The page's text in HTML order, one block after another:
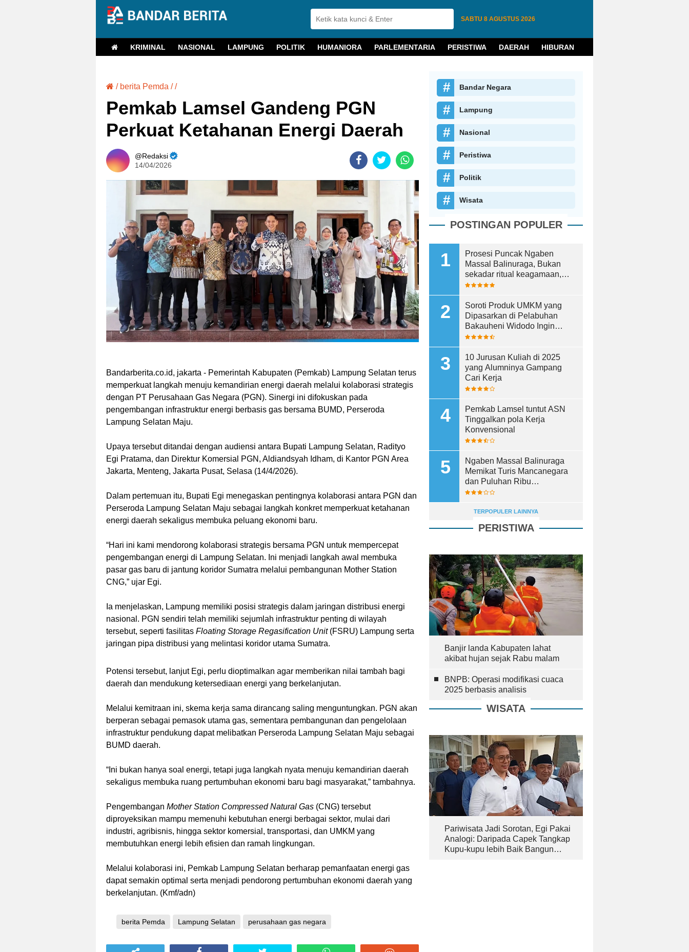
SABTU 8 AGUSTUS 2026
KRIMINAL NASIONAL LAMPUNG POLITIK HUMANIORA PARLEMENTARIA PERISTIWA DAERAH HIBURAN
/ berita Pemda //
Pemkab Lamsel Gandeng PGN
Perkuat Ketahanan Energi Daerah
Redaksi
14/04/2026
Bandarberita.co.id, jakarta - Pemerintah Kabupaten (Pemkab) Lampung Selatan terus
memperkuat langkah menuju kemandirian energi daerah melalui kolaborasi strategis
dengan PT Perusahaan Gas Negara (PGN). Sinergi ini difokuskan pada
pengembangan infrastruktur energi berbasis gas bersama BUMD, Perseroda
Lampung Selatan Maju.
Upaya tersebut ditandai dengan audiensi antara Bupati Lampung Selatan, Radityo
Egi Pratama, dan Direktur Komersial PGN, Aldiandsyah Idham, di Kantor PGN Area
Jakarta, Menteng, Jakarta Pusat, Selasa (14/4/2026).
Dalam pertemuan itu, Bupati Egi menegaskan pentingnya kolaborasi antara PGN dan
Perseroda Lampung Selatan Maju sebagai langkah konkret memperkuat ketahanan
energi daerah sekaligus membuka peluang ekonomi baru.
“Hari ini kami mendorong kolaborasi strategis bersama PGN untuk mempercepat
pengembangan energi di Lampung Selatan. Ini menjadi langkah awal membuka
pasar gas baru di jantung koridor Sumatra melalui pembangunan Mother Station
CNG,” ujar Egi.
Ia menjelaskan, Lampung memiliki posisi strategis dalam jaringan distribusi energi
nasional. PGN sendiri telah memiliki sejumlah infrastruktur penting di wilayah
tersebut, seperti fasilitas Floating Storage Regasification Unit(FSRU) Lampung serta
jaringan pipa distribusi yang melintasi koridor utama Sumatra.
Potensi tersebut, lanjut Egi, perlu dioptimalkan agar memberikan nilai tambah bagi
daerah dan mendukung ketersediaan energi yang berkelanjutan.
Melalui kemitraan ini, skema kerja sama dirancang saling menguntungkan. PGN akan
berperan sebagai pemasok utama gas, sementara pembangunan dan pengelolaan
infrastruktur pendukung dapat melibatkan Perseroda Lampung Selatan Maju sebagai
BUMD daerah.
“Ini bukan hanya soal energi, tetapi juga langkah nyata menuju kemandirian daerah
sekaligus membuka ruang pertumbuhan ekonomi baru bagi masyarakat,” tambahnya.
Pengembangan Mother Station Compressed Natural Gas (CNG) tersebut
diproyeksikan mampu memenuhi kebutuhan energi berbagai sektor, mulai dari
industri, agribisnis, hingga sektor komersial, transportasi, dan UMKM yang
membutuhkan energi lebih efisien dan ramah lingkungan.
Melalui kolaborasi ini, Pemkab Lampung Selatan berharap pemanfaatan energi gas
dapat semakin optimal serta menjadi pendorong pertumbuhan ekonomi daerah yang
berkelanjutan. (Kmf/adn)
berita Pemda Lampung Selatan perusahaan gas negara
Bandar Negara
Lampung
Nasional
Peristiwa
Politik
Wisata
POSTINGAN POPULER
Prosesi Puncak Ngaben
Massal Balinuraga, Bukan
sekadar ritual keagamaan,
tetapi juga aset budaya yang
Soroti Produk UMKM yang
Dipasarkan di Pelabuhan
Bakauheni Widodo Ingin
UMKM Lebih Maju
10 Jurusan Kuliah di 2025
yang Alumninya Gampang
Cari Kerja
Pemkab Lamsel tuntut ASN
Tinggalkan pola Kerja
Konvensional
Ngaben Massal Balinuraga
Memikat Turis Mancanegara
dan Puluhan Ribu
Pengunjung
TERPOPULER LAINNYA
PERISTIWA
Banjir landa Kabupaten lahat
akibat hujan sejak Rabu malam
BNPB: Operasi modifikasi cuaca
2025 berbasis analisis
WISATA
Pariwisata Jadi Sorotan, Egi Pakai
Analogi: Daripada Capek Tangkap
Kupu-kupu lebih Baik Bangun